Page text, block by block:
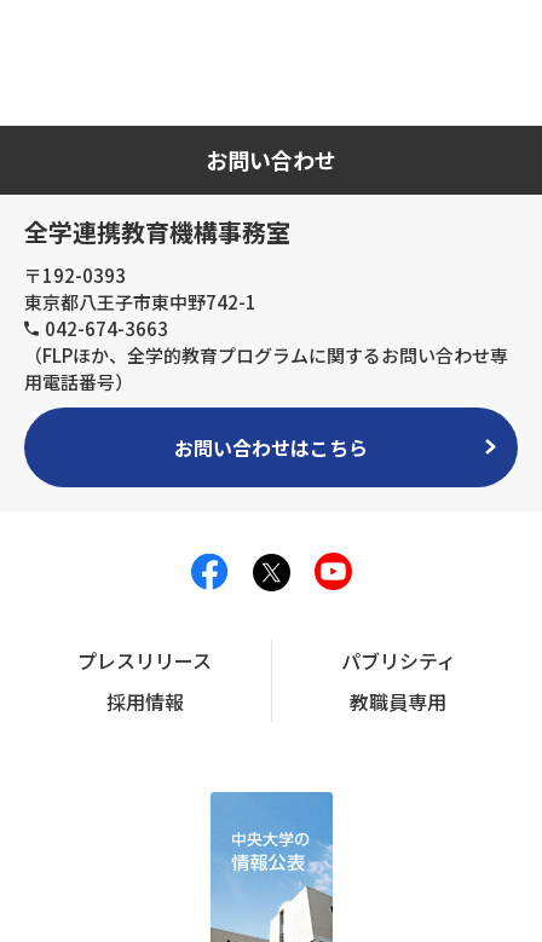
お問い合わせ
全学連携教育機構事務室
〒192-0393
東京都八王子市東中野742-1
042-674-3663
（FLPほか、全学的教育プログラムに関するお問い合わせ専
用電話番号）
お問い合わせはこちら
プレスリリース
パブリシティ
採用情報
教職員専用